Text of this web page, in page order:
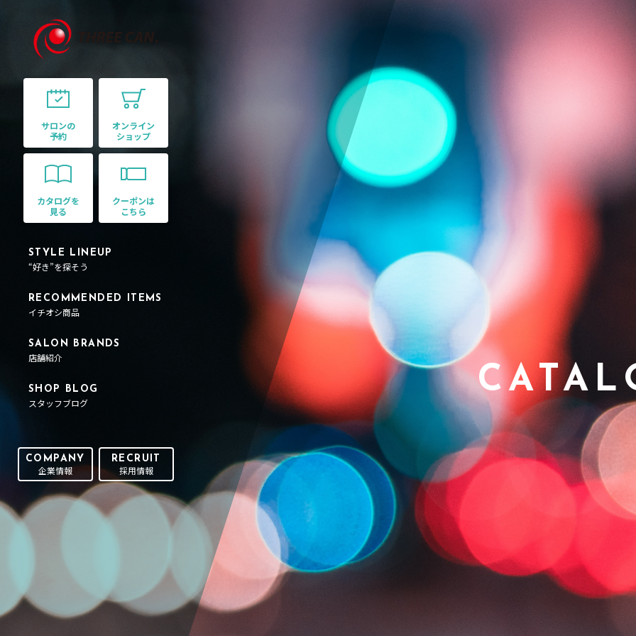
サロンの
予約
オンライン
ショップ
カタログを
見る
クーポンは
こちら
STYLE LINEUP
“好き”を探そう
RECOMMENDED ITEMS
イチオシ商品
SALON BRANDS
店舗紹介
SHOP BLOG
スタッフブログ
COMPANY
企業情報
RECRUIT
採用情報